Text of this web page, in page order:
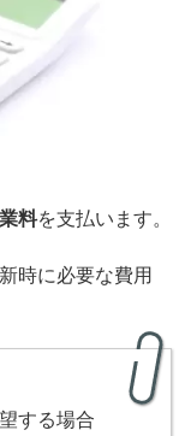
料を支払います。
時に必要な費用
する場合